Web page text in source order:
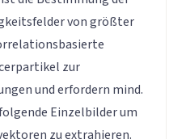
von größter
zur
und erfordern mind.
Einzelbilder um
zu extrahieren.